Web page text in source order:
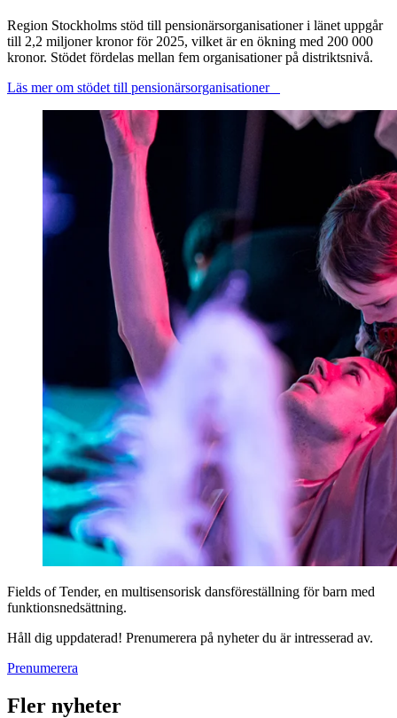
Region Stockholms stöd till pensionärsorganisationer i länet uppgår
till 2,2 miljoner kronor för 2025, vilket är en ökning med 200 000
kronor. Stödet fördelas mellan fem organisationer på distriktsnivå.
Läs mer om stödet till pensionärsorganisationer
Fields of Tender, en multisensorisk dansföreställning för barn med
funktionsnedsättning.
Håll dig uppdaterad! Prenumerera på nyheter du är intresserad av.
Prenumerera
Fler nyheter